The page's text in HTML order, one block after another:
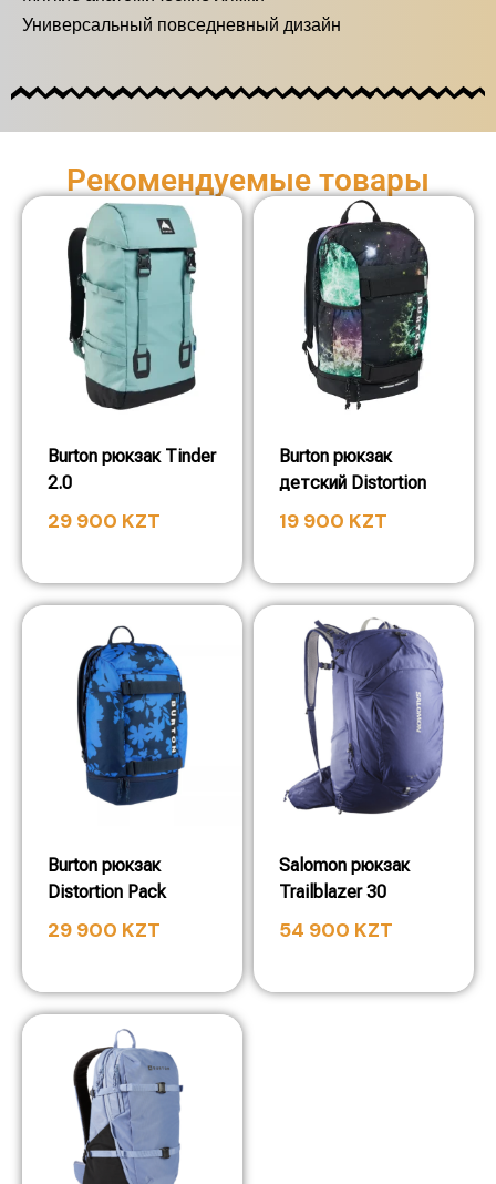
Универсальный повседневный дизайн
Рекомендуемые товары
Burton рюкзак Tinder
2.0
29 900 KZT
Burton рюкзак
детский Distortion
19 900 KZT
Burton рюкзак
Distortion Pack
29 900 KZT
Salomon рюкзак
Trailblazer 30
54 900 KZT